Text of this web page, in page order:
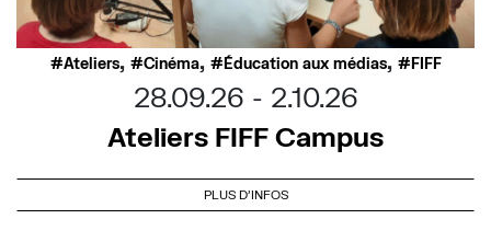
Ateliers, Cinéma, Éducation aux médias, FIFF
28.09.26
2.10.26
Ateliers FIFF Campus
PLUS D'INFOS